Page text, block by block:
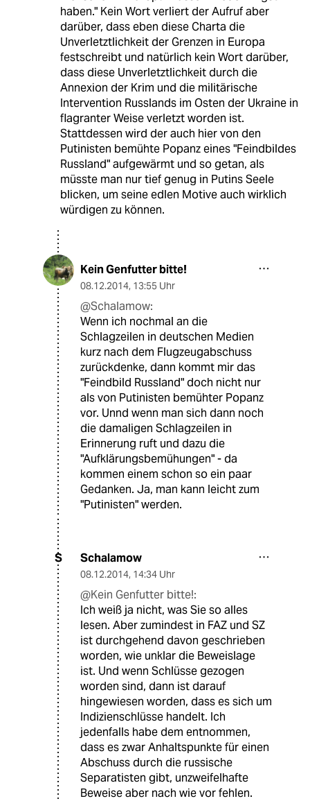
haben." Kein Wort verliert der Aufruf aber
darüber, dass eben diese Charta die
Unverletztlichkeit der Grenzen in Europa
festschreibt und natürlich kein Wort darüber,
dass diese Unverletztlichkeit durch die
Annexion der Krim und die militärische
Intervention Russlands im Osten der Ukraine in
flagranter Weise verletzt worden ist.
Stattdessen wird der auch hier von den
Putinisten bemühte Popanz eines "Feindbildes
Russland" aufgewärmt und so getan, als
müsste man nur tief genug in Putins Seele
blicken, um seine edlen Motive auch wirklich
würdigen zu können.
Kein Genfutter bitte!
08.12.2014, 13:55 Uhr
@Schalamow:
Wenn ich nochmal an die
Schlagzeilen in deutschen Medien
kurz nach dem Flugzeugabschuss
zurückdenke, dann kommt mir das
"Feindbild Russland" doch nicht nur
als von Putinisten bemühter Popanz
vor. Unnd wenn man sich dann noch
die damaligen Schlagzeilen in
Erinnerung ruft und dazu die
"Aufklärungsbemühungen" - da
kommen einem schon so ein paar
Gedanken. Ja, man kann leicht zum
"Putinisten" werden.
S Schalamow
08.12.2014, 14:34 Uhr
@Kein Genfutter bitte!:
Ich weiß ja nicht, was Sie so alles
lesen. Aber zumindest in FAZ und SZ
ist durchgehend davon geschrieben
worden, wie unklar die Beweislage
ist. Und wenn Schlüsse gezogen
worden sind, dann ist darauf
hingewiesen worden, dass es sich um
Indizienschlüsse handelt. Ich
jedenfalls habe dem entnommen,
dass es zwar Anhaltspunkte für einen
Abschuss durch die russische
Separatisten gibt, unzweifelhafte
Beweise aber nach wie vor fehlen.